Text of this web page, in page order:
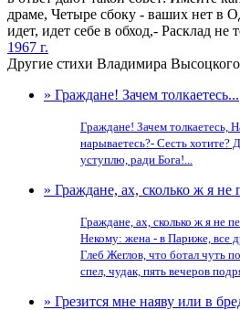
драме, Четыре сбоку - ваших нет в
идет, идет себе в обход,- Расклад не
1967 г.
Другие стихи Владимира Высоцкого
» Граждане! Зачем толкаетесь...
Граждане! Зачем толкаетесь,
нарываетесь?- Сесть хотите?
уступлю, ради Бога!...
» Граждане, ах, сколько ж я не
Граждане, ах, сколько ж я не
Некому: жена - в Париже, все
Глеб Жеглов, что ботал чуть
спел, чудак, пять вечеров
» Грезится мне наяву или в